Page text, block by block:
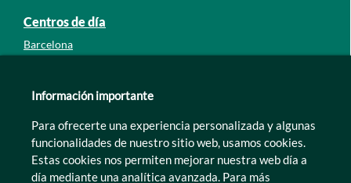
Centros de día
Barcelona
León
Murcia
Tarragona
Zamora
Información importante
Para ofrecerte una experiencia personalizada y algunas
funcionalidades de nuestro sitio web, usamos cookies.
Estas cookies nos permiten mejorar nuestra web día a
día mediante una analítica avanzada. Para más